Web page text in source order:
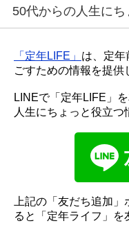
50代からの人生に
「定年LIFE」 は、定年
ごすための情報を提供
LINEで「定年LIFE」
人生にちょっと役立つ
上記の「友だち追加
ると「定年ライフ」を